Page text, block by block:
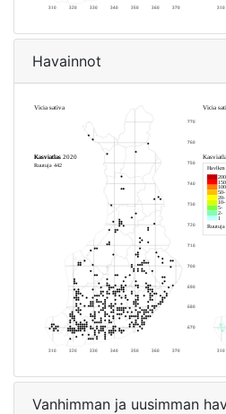
Havainnot
Vanhimman ja uusimman